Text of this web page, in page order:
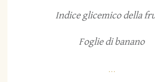
Indice glicemico della
Foglie di banano
...